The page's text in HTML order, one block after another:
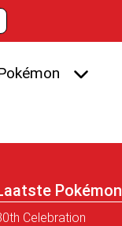
Celebration